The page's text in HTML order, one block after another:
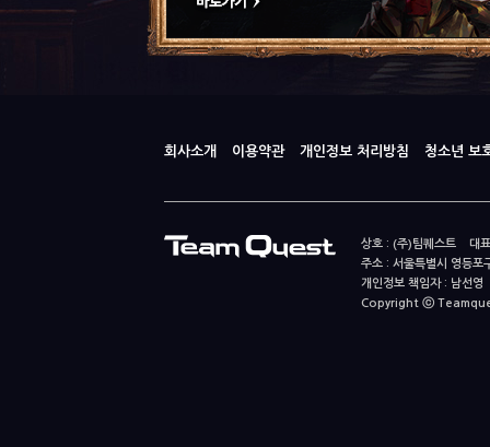
회사소개 이용약관 개인정보 처리방침 청소년 보
상호 : (주)팀퀘스트 대
주소 : 서울특별시 영등
개인정보 책임자 : 남
Copyright ⓒ